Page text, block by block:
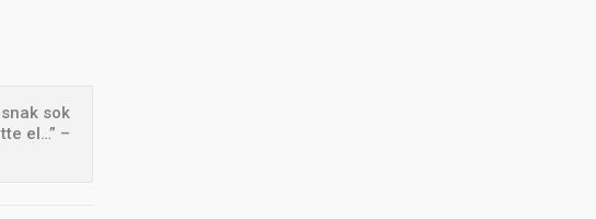
sok
el…” –